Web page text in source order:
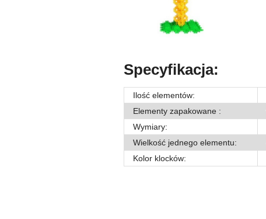
Specyfikacja:
Ilość elementów:
Elementy zapakowane :
Wymiary:
Wielkość jednego elementu:
Kolor klocków: